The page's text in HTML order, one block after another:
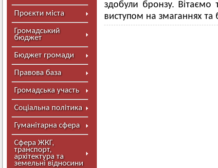
Проєкти міста
Громадський
бюджет
Бюджет громади
Правова база
Громадська участь
Соціальна політика
Гуманітарна сфера
Сфера ЖКГ,
транспорт,
архітектура та
земельні відносини
здобули бронзу. Вітаємо
виступом на змаганнях